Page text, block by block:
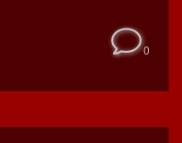
0